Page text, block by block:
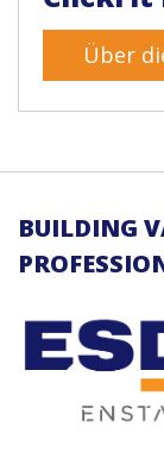
Über
BUILDING